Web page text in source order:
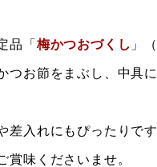
品「 梅かつおづくし 」
つお節をまぶし、中具
差入れにもぴったりです
賞味くださいませ。